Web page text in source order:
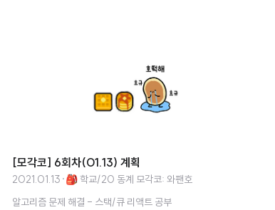
[모각코] 6회차(01.13) 계획
2021.01.13 ·🎒 학교/20 동계 모각코: 와팬호
알고리즘 문제 해결 - 스택/큐 리액트 공부